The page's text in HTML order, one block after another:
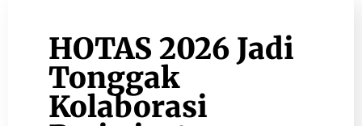
HOTAS 2026 Jadi
Tonggak
Kolaborasi